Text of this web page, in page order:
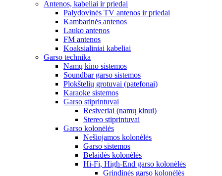
Antenos, kabeliai ir priedai
Palydovinės TV antenos ir priedai
Kambarinės antenos
Lauko antenos
FM antenos
Koaksialiniai kabeliai
Garso technika
Namų kino sistemos
Soundbar garso sistemos
Plokštelių grotuvai (patefonai)
Karaoke sistemos
Garso stiprintuvai
Resiveriai (namų kinui)
Stereo stiprintuvai
Garso kolonėlės
Nešiojamos kolonėlės
Garso sistemos
Belaidės kolonėlės
Hi-Fi, High-End garso kolonėlės
Grindinės garso kolonėlės